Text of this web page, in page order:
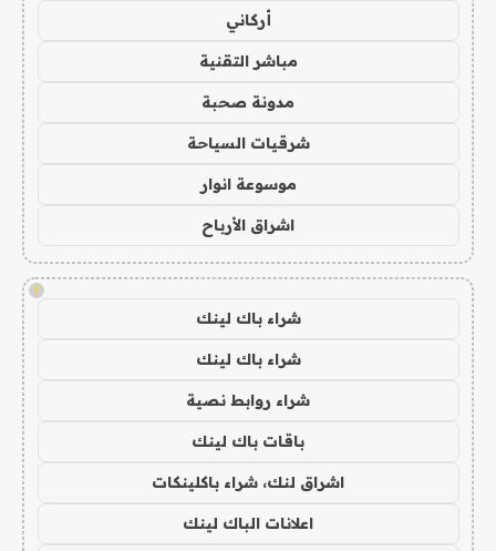
أركاني
مباشر التقنية
مدونة صحبة
شرقيات السياحة
موسوعة انوار
اشراق الأرباح
!
شراء باك لينك
شراء باك لينك
شراء روابط نصية
باقات باك لينك
اشراق لنك، شراء باكلينكات
اعلانات الباك لينك